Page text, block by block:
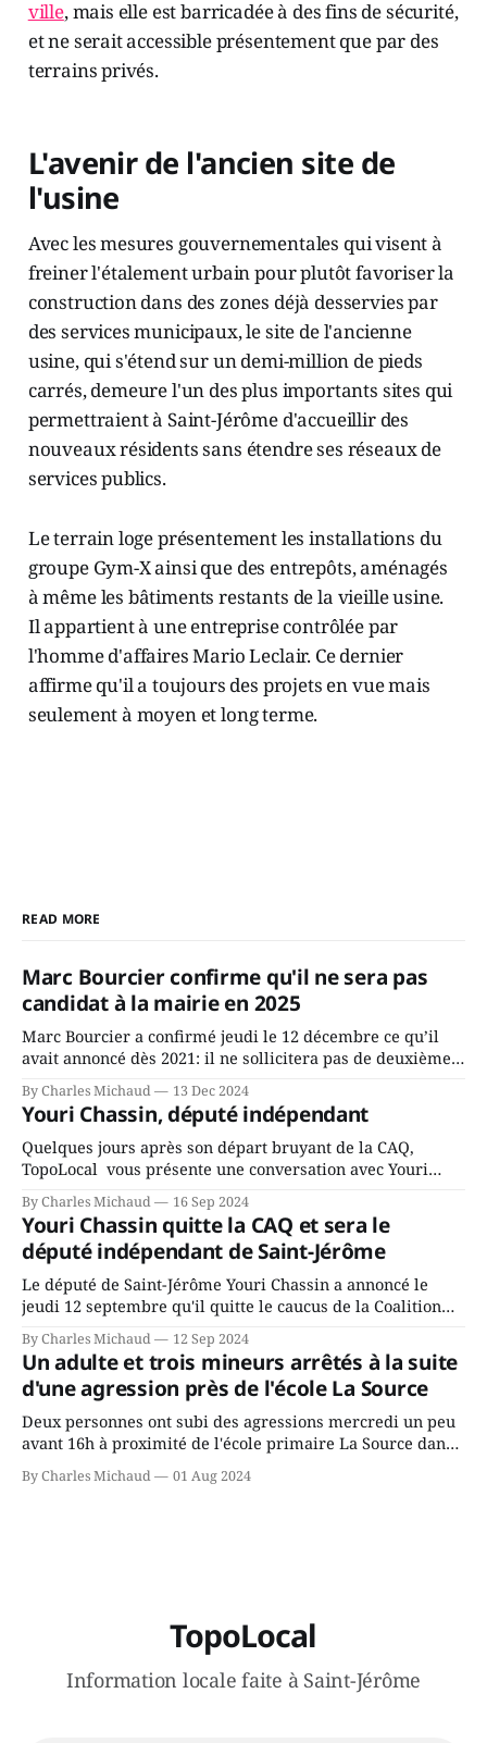
ville, mais elle est barricadée à des fins de sécurité,
et ne serait accessible présentement que par des
terrains privés.
L'avenir de l'ancien site de
l'usine
Avec les mesures gouvernementales qui visent à
freiner l'étalement urbain pour plutôt favoriser la
construction dans des zones déjà desservies par
des services municipaux, le site de l'ancienne
usine, qui s'étend sur un demi-million de pieds
carrés, demeure l'un des plus importants sites qui
permettraient à Saint-Jérôme d'accueillir des
nouveaux résidents sans étendre ses réseaux de
services publics.
Le terrain loge présentement les installations du
groupe Gym-X ainsi que des entrepôts, aménagés
à même les bâtiments restants de la vieille usine.
Il appartient à une entreprise contrôlée par
l'homme d'affaires Mario Leclair. Ce dernier
affirme qu'il a toujours des projets en vue mais
seulement à moyen et long terme.
READ MORE
Marc Bourcier confirme qu'il ne sera pas
candidat à la mairie en 2025
Marc Bourcier a confirmé jeudi le 12 décembre ce qu’il
avait annoncé dès 2021: il ne sollicitera pas de deuxième
mandat à titre de maire de Saint-Jérôme. Bourcier en a
fait l’annonce en s’adressant aux employés de la ville,
rassemblés en soirée pour leur traditionnel souper
By Charles Michaud 13 Dec 2024
Youri Chassin, député indépendant
Quelques jours après son départ bruyant de la CAQ,
TopoLocal vous présente une conversation avec Youri
Chassin. Nous avons causé de sa décision. Y songeait-il
depuis longtemps? Sera-t-il candidat indépendant dans 2
ans? Joindrait-il un autre parti, par exemple les
conservateurs d’Éric Duhaime? Que lui
By Charles Michaud 16 Sep 2024
Youri Chassin quitte la CAQ et sera le
député indépendant de Saint-Jérôme
Le député de Saint-Jérôme Youri Chassin a annoncé le
jeudi 12 septembre qu'il quitte le caucus de la Coalition
Avenir Québec de François Legault parce qu'il est déçu du
gouvernement de la CAQ, surtout de son incapacité, qu'il
juge chronique, à offrir des
By Charles Michaud 12 Sep 2024
Un adulte et trois mineurs arrêtés à la suite
d'une agression près de l'école La Source
Deux personnes ont subi des agressions mercredi un peu
avant 16h à proximité de l'école primaire La Source dans
le secteur Bellefeuille de Saint-Jérôme. L'une de deux
victimes aurait été écrasée sous un véhicule et aspergée
By Charles Michaud 01 Aug 2024
TopoLocal
Information locale faite à Saint-Jérôme